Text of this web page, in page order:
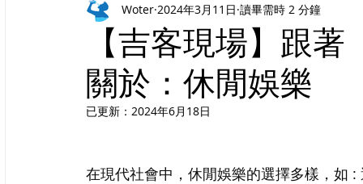
吉客服務｜iChic Values
【吉客現場】跟
關於：休閒娛樂
Woter 2024年3月11日 讀畢需時 2 分鐘
已更新： 2024年6月18日
在現代社會中，休閒娛樂的選擇多樣，如